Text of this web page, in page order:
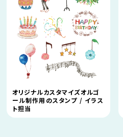
オリジナルカスタマイズオルゴ
ール制作用のスタンプ / イラス
ト担当